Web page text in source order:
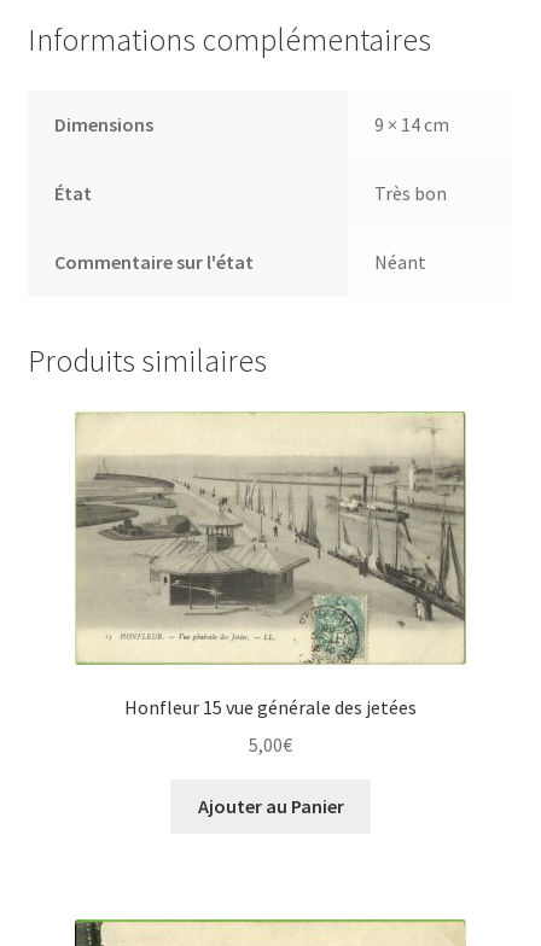
Digue
Informations complémentaires
Dimensions 9 × 14 cm
État Très bon
Commentaire sur l'état Néant
Produits similaires
Honfleur 15 vue générale des jetées
5,00€
Ajouter au Panier